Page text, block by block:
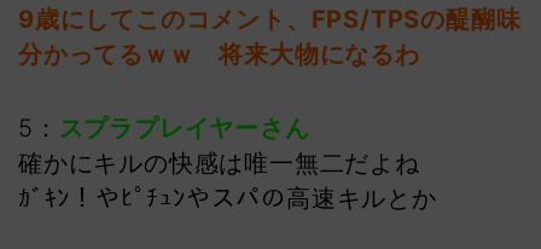
9歳にしてこのコメント、FPS/TPSの醍醐味
分かってるｗｗ 将来大物になるわ
5： スプラプレイヤーさん
確かにキルの快感は唯一無二だよね
ｶﾞｷﾝ！やﾋﾟﾁｭﾝやスパの高速キルとか